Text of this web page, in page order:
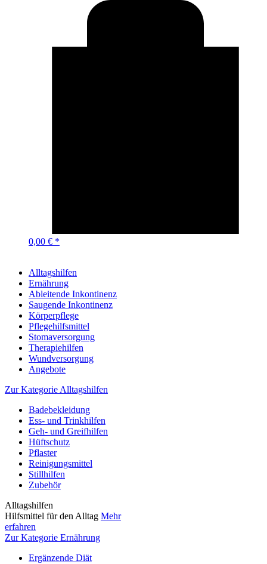
0,00 € *
Alltagshilfen
Ernährung
Ableitende Inkontinenz
Saugende Inkontinenz
Körperpflege
Pflegehilfsmittel
Stomaversorgung
Therapiehilfen
Wundversorgung
Angebote
Zur Kategorie Alltagshilfen
Badebekleidung
Ess- und Trinkhilfen
Geh- und Greifhilfen
Hüftschutz
Pflaster
Reinigungsmittel
Stillhilfen
Zubehör
Alltagshilfen
Hilfsmittel für den Alltag Mehr
erfahren
Zur Kategorie Ernährung
Ergänzende Diät